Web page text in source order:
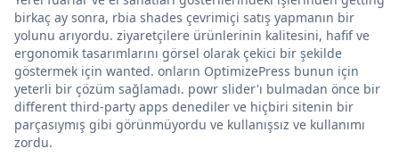
birkaç ay sonra, rbia shades çevrimiçi satış yapmanın bir
yolunu arıyordu. ziyaretçilere ürünlerinin kalitesini, hafif ve
ergonomik tasarımlarını görsel olarak çekici bir şekilde
göstermek için wanted. onların OptimizePress bunun için
yeterli bir çözüm sağlamadı. powr slider'ı bulmadan önce bir
different third-party apps denediler ve hiçbiri sitenin bir
parçasıymış gibi görünmüyordu ve kullanışsız ve kullanımı
zordu.